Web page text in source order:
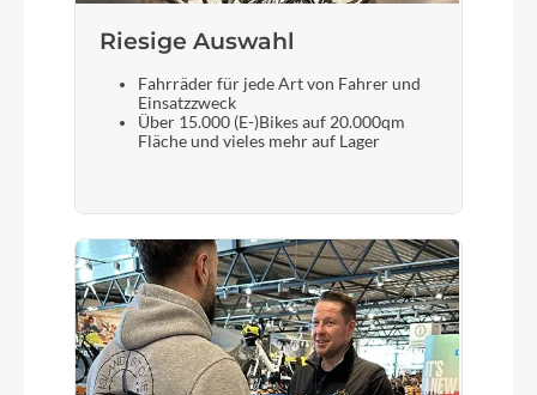
Riesige Auswahl
Fahrräder für jede Art von Fahrer und
Einsatzzweck
Über 15.000 (E-)Bikes auf 20.000qm
Fläche und vieles mehr auf Lager